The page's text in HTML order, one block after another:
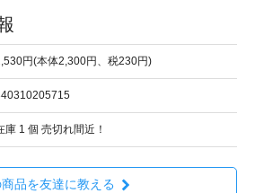
円(本体2,300円、税230円)
庫 1 個 売切れ間近！
商品を友達に教える